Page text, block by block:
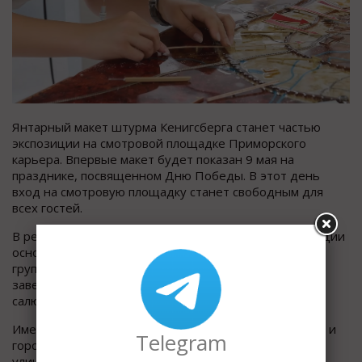
Янтарный макет штурма Кенигсберга станет частью
экспозиции на смотровой площадке Приморского
карьера. Впервые макет будет показан 9 мая на
празднике, посвященном Дню Победы. В этот день
вход на смотровую площадку станет свободным для
всех гостей.
В результате Кёнигсбергской наступательной операции
основные силы немецкой восточно-прусской
группировки были разгромлены. Победоносное
завершение штурма Кёнигсберга было отмечено
салютом в Москве 9 апреля 1945 года.
Имена воинов, участвовавших в штурме Кёнигсберга и
городов и крепостей Восточной Пруссии, присвоены
Telegram